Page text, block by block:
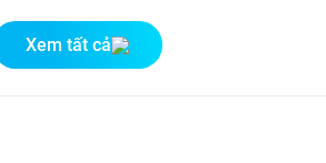
Xem tất cả